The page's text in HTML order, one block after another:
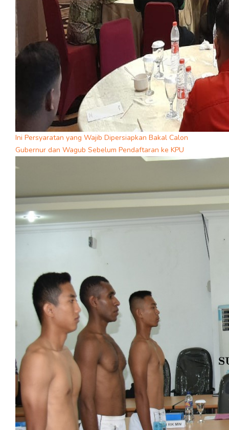
Ini Persyaratan yang Wajib Dipersiapkan Bakal Calon
Gubernur dan Wagub Sebelum Pendaftaran ke KPU